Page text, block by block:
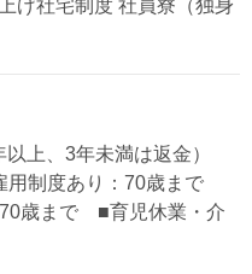
げ社宅制度 社員寮（独身
上、3年未満は返金）
制度あり：70歳まで
70歳まで ■育児休業・介